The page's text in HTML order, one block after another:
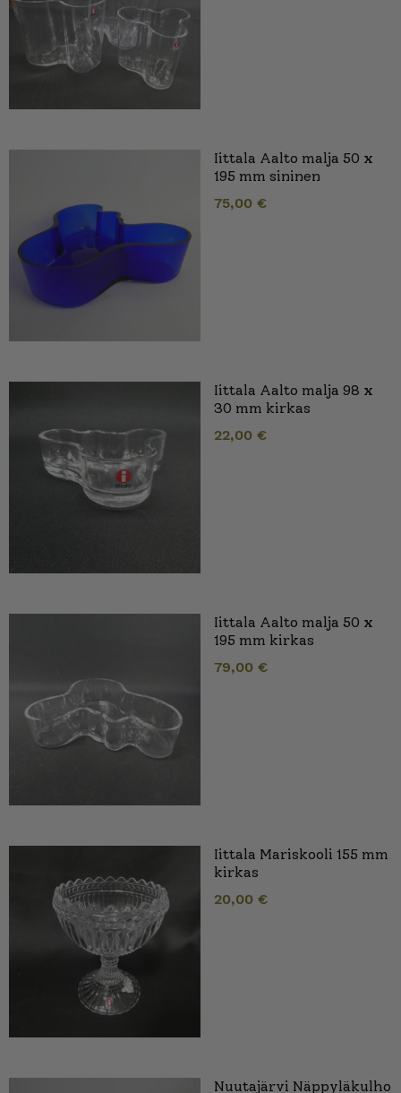
Iittala Aalto malja 50 x
195 mm sininen
75,00 €
Iittala Aalto malja 98 x
30 mm kirkas
22,00 €
Iittala Aalto malja 50 x
195 mm kirkas
79,00 €
Iittala Mariskooli 155 mm
kirkas
20,00 €
Nuutajärvi Näppyläkulho